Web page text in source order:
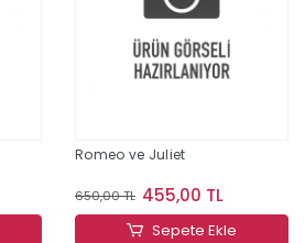
Romeo ve Juliet
650,00 TL 455,00 TL
Sepete Ekle